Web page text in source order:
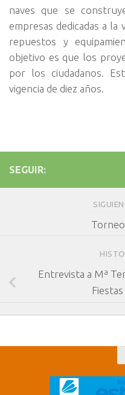
naves que se
empresas dedicadas a
repuestos y
objetivo es que los
por los ciudadanos.
vigencia de diez años.
SEGUIR:
Entrevista a Mª